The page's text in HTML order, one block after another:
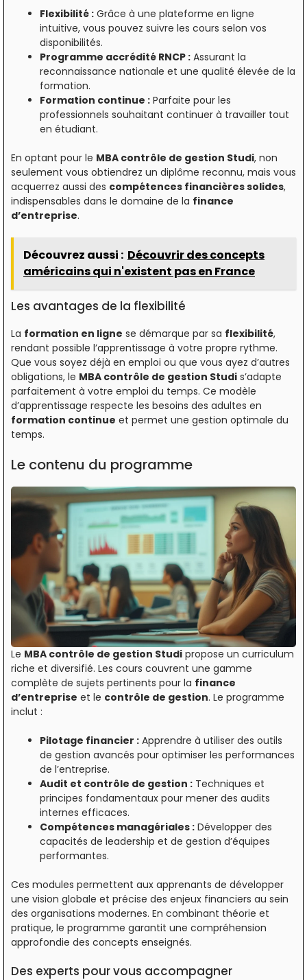
Flexibilité : Grâce à une plateforme en ligne
intuitive, vous pouvez suivre les cours selon vos
disponibilités.
Programme accrédité RNCP : Assurant la
reconnaissance nationale et une qualité élevée de la
formation.
Formation continue : Parfaite pour les
professionnels souhaitant continuer à travailler tout
en étudiant.
En optant pour le MBA contrôle de gestion Studi, non
seulement vous obtiendrez un diplôme reconnu, mais vous
acquerrez aussi des compétences financières solides,
indispensables dans le domaine de la finance
d’entreprise.
Découvrez aussi : Découvrir des concepts
américains qui n'existent pas en France
Les avantages de la flexibilité
La formation en ligne se démarque par sa flexibilité,
rendant possible l’apprentissage à votre propre rythme.
Que vous soyez déjà en emploi ou que vous ayez d’autres
obligations, le MBA contrôle de gestion Studi s’adapte
parfaitement à votre emploi du temps. Ce modèle
d’apprentissage respecte les besoins des adultes en
formation continue et permet une gestion optimale du
temps.
Le contenu du programme
Le MBA contrôle de gestion Studi propose un curriculum
riche et diversifié. Les cours couvrent une gamme
complète de sujets pertinents pour la finance
d’entreprise et le contrôle de gestion. Le programme
inclut :
Pilotage financier : Apprendre à utiliser des outils
de gestion avancés pour optimiser les performances
de l’entreprise.
Audit et contrôle de gestion : Techniques et
principes fondamentaux pour mener des audits
internes efficaces.
Compétences managériales : Développer des
capacités de leadership et de gestion d’équipes
performantes.
Ces modules permettent aux apprenants de développer
une vision globale et précise des enjeux financiers au sein
des organisations modernes. En combinant théorie et
pratique, le programme garantit une compréhension
approfondie des concepts enseignés.
Des experts pour vous accompagner